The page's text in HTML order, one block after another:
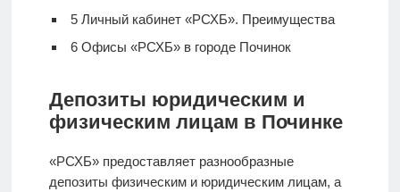
5Личный кабинет «РСХБ». Преимущества
6Офисы «РСХБ» в городе Починок
Депозиты юридическим и
физическим лицам в Починке
«РСХБ» предоставляет разнообразные
депозиты физическим и юридическим лицам, а